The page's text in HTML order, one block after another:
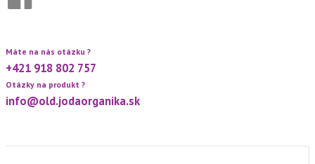
Máte na nás otázku ?
+421 918 802 757
Otázky na produkt ?
info@old.jodaorganika.sk